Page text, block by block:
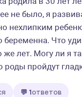
не было, я
нехлипким
беременна. Что
же лет. Могу ли я
роды пройдут
💬 1ответов